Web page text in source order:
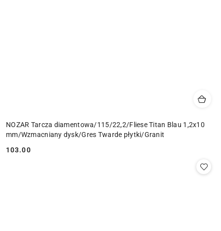
NOZAR Tarcza diamentowa/115/22,2/Fliese Titan Blau 1,2x10
mm/Wzmacniany dysk/Gres Twarde płytki/Granit
Cena:
103.00